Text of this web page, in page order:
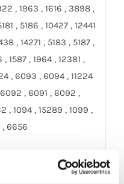
, 1963 , 1616 , 3898 ,
, 5186 , 10427 , 12441
, 14271 , 5183 , 5187 ,
, 1587 , 1964 , 12381 ,
, 6093 , 6094 , 11224
, 6091 , 6092 ,
, 1094 , 15289 , 1099 ,
, 6656